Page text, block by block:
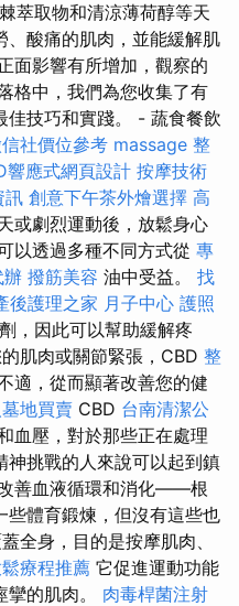
萃取物和清涼薄荷醇等天
、酸痛的肌肉，並能緩解肌
面影響有所增加，觀察的
格中，我們為您收集了有
佳技巧和實踐。 - 蔬食餐飲
社價位參考 massage 整
響應式網頁設計 按摩技術
訊 創意下午茶外燴選擇 高
或劇烈運動後，放鬆身心
以透過多種不同方式從 專
辦 撥筋美容 油中受益。 找
後護理之家 月子中心 護照
，因此可以幫助緩解疼
肌肉或關節緊張，CBD 整
適，從而顯著改善您的健
地買賣 CBD 台南清潔公
血壓，對於那些正在處理
神挑戰的人來說可以起到鎮
善血液循環和消化——根
些體育鍛煉，但沒有這些也
全身，目的是按摩肌肉、
療程推薦 它促進運動功能
的肌肉。 肉毒桿菌注射